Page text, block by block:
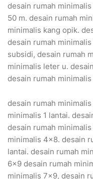
desain rumah
50 m. desain rumah
minimalis kang opik.
desain rumah
subsidi, desain rumah
minimalis leter u.
desain rumah
desain rumah
minimalis 1 lantai.
desain rumah
minimalis 4×8. desain
lantai. desain rumah
6×9 desain rumah
minimalis 7×9, desain